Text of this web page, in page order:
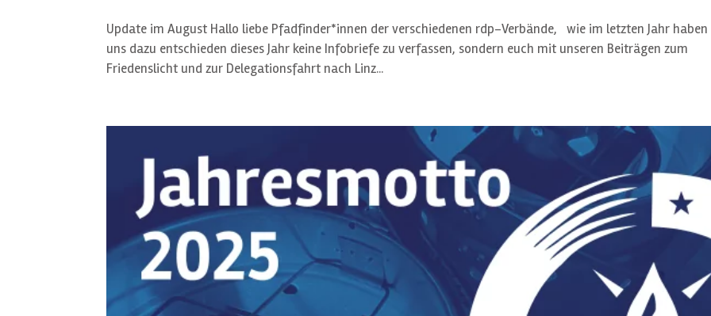
Update im August Hallo liebe Pfadfinder*innen der verschiedenen rdp-Verbände, wie im letzten Jahr
uns dazu entschieden dieses Jahr keine Infobriefe zu verfassen, sondern euch mit unseren Beiträgen zum
Friedenslicht und zur Delegationsfahrt nach Linz...